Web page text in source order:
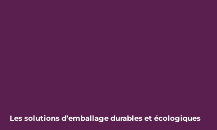
Les solutions d’emballage durables et écologiques